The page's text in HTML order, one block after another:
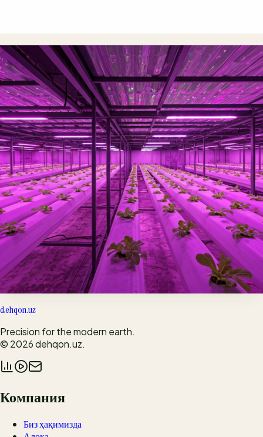
Фойдали мақолалар
Янгилик
2024 йилда ҳосилдорликни оширишнинг 5 та сири
Мутахассисларимиз тайёрлаган махсус қўлланма.
Ўқиш
Помидор
Иссиқхона шамоллатиш тизими
Тунги совуқлардан экинни қандай ҳимоя қилиш керак?
Маслаҳат
Ўғитлаш вақти келдими?
Тупроқ таркибини мустақил таҳлил қилиш қўлланмаси.
dehqon.uz
Precision for the modern earth.
© 2026dehqon.uz.
Компания
Биз ҳақимизда